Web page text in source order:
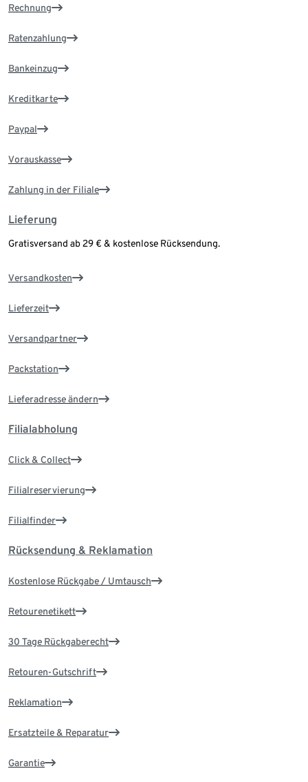
Rechnung
Ratenzahlung
Bankeinzug
Kreditkarte
Paypal
Vorauskasse
Zahlung in der Filiale
Lieferung
Gratisversand ab 29 € & kostenlose Rücksendung.
Versandkosten
Lieferzeit
Versandpartner
Packstation
Lieferadresse ändern
Filialabholung
Click & Collect
Filialreservierung
Filialfinder
Rücksendung & Reklamation
Kostenlose Rückgabe / Umtausch
Retourenetikett
30 Tage Rückgaberecht
Retouren-Gutschrift
Reklamation
Ersatzteile & Reparatur
Garantie